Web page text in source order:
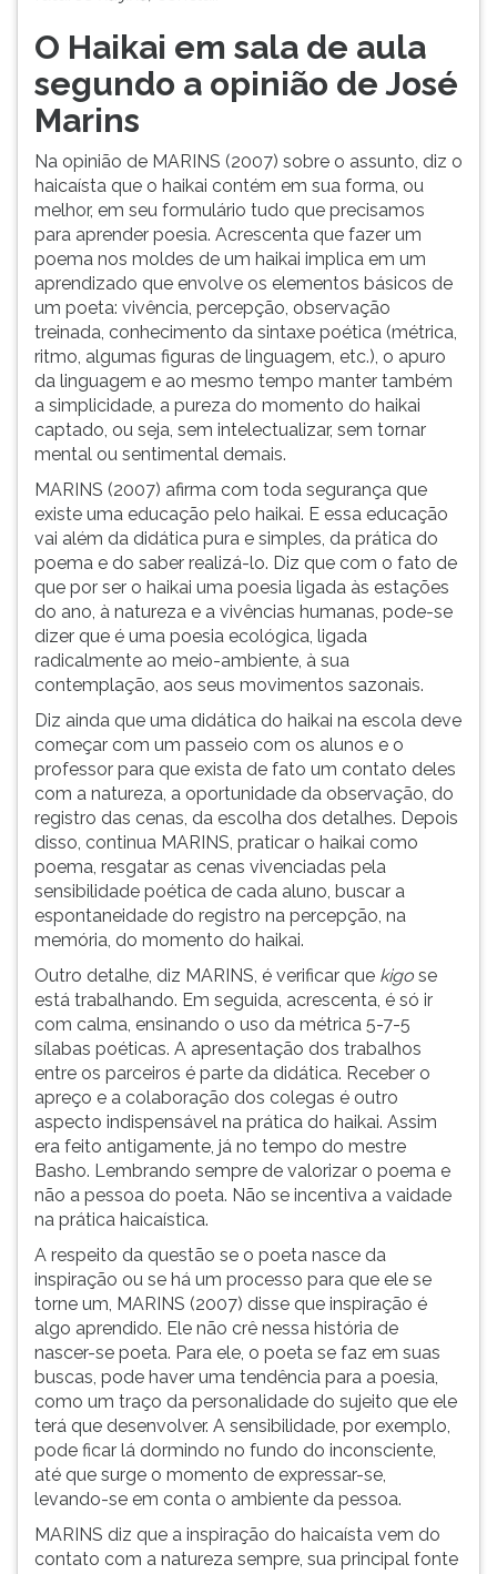
O Haikai em sala de aula
segundo a opinião de José
Marins
Na opinião de MARINS (2007) sobre o assunto, diz o
haicaísta que o haikai contém em sua forma, ou
melhor, em seu formulário tudo que precisamos
para aprender poesia. Acrescenta que fazer um
poema nos moldes de um haikai implica em um
aprendizado que envolve os elementos básicos de
um poeta: vivência, percepção, observação
treinada, conhecimento da sintaxe poética (métrica,
ritmo, algumas figuras de linguagem, etc.), o apuro
da linguagem e ao mesmo tempo manter também
a simplicidade, a pureza do momento do haikai
captado, ou seja, sem intelectualizar, sem tornar
mental ou sentimental demais.
MARINS (2007) afirma com toda segurança que
existe uma educação pelo haikai. E essa educação
vai além da didática pura e simples, da prática do
poema e do saber realizá-lo. Diz que com o fato de
que por ser o haikai uma poesia ligada às estações
do ano, à natureza e a vivências humanas, pode-se
dizer que é uma poesia ecológica, ligada
radicalmente ao meio-ambiente, à sua
contemplação, aos seus movimentos sazonais.
Diz ainda que uma didática do haikai na escola deve
começar com um passeio com os alunos e o
professor para que exista de fato um contato deles
com a natureza, a oportunidade da observação, do
registro das cenas, da escolha dos detalhes. Depois
disso, continua MARINS, praticar o haikai como
poema, resgatar as cenas vivenciadas pela
sensibilidade poética de cada aluno, buscar a
espontaneidade do registro na percepção, na
memória, do momento do haikai.
Outro detalhe, diz MARINS, é verificar que kigo se
está trabalhando. Em seguida, acrescenta, é só ir
com calma, ensinando o uso da métrica 5-7-5
sílabas poéticas. A apresentação dos trabalhos
entre os parceiros é parte da didática. Receber o
apreço e a colaboração dos colegas é outro
aspecto indispensável na prática do haikai. Assim
era feito antigamente, já no tempo do mestre
Basho. Lembrando sempre de valorizar o poema e
não a pessoa do poeta. Não se incentiva a vaidade
na prática haicaística.
A respeito da questão se o poeta nasce da
inspiração ou se há um processo para que ele se
torne um, MARINS (2007) disse que inspiração é
algo aprendido. Ele não crê nessa história de
nascer-se poeta. Para ele, o poeta se faz em suas
buscas, pode haver uma tendência para a poesia,
como um traço da personalidade do sujeito que ele
terá que desenvolver. A sensibilidade, por exemplo,
pode ficar lá dormindo no fundo do inconsciente,
até que surge o momento de expressar-se,
levando-se em conta o ambiente da pessoa.
MARINS diz que a inspiração do haicaísta vem do
contato com a natureza sempre, sua principal fonte